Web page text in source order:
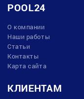
POOL24
О компании
Наши работы
Статьи
Контакты
Карта сайта
КЛИЕНТАМ